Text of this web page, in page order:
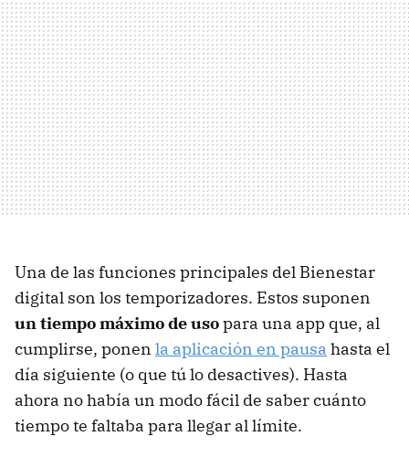
Una de las funciones principales del Bienestar
digital son los temporizadores. Estos suponen
un tiempo máximo de usopara una app que, al
cumplirse, ponen la aplicación en pausa hasta el
día siguiente (o que tú lo desactives). Hasta
ahora no había un modo fácil de saber cuánto
tiempo te faltaba para llegar al límite.